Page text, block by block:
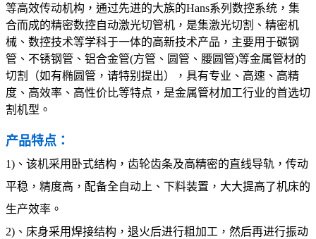
等高效传动机构，通过先进的大族的Hans系列数控系统，集
合而成的精密数控自动激光切管机，是集激光切割、精密机
械、数控技术等学科于一体的高新技术产品，主要用于碳钢
管、不锈钢管、铝合金管(方管、圆管、腰圆管)等金属管材的
切割（如有椭圆管，请特别提出），具有专业、高速、高精
度、高效率、高性价比等特点，是金属管材加工行业的首选切
割机型。
产品特点：
1)、该机采用卧式结构，齿轮齿条及高精密的直线导轨，传动
平稳，精度高，配备全自动上、下料装置，大大提高了机床的
生产效率。
2)、床身采用焊接结构，退火后进行粗加工，然后再进行振动